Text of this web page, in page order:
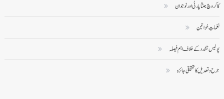
کاکروچ جنتا پارٹی اور نوجوان
نغماتِ خواتین
پولیس تشدد کے خلاف اہم فیصلہ
جرح و تعدیل کا تحقیقی جائزہ